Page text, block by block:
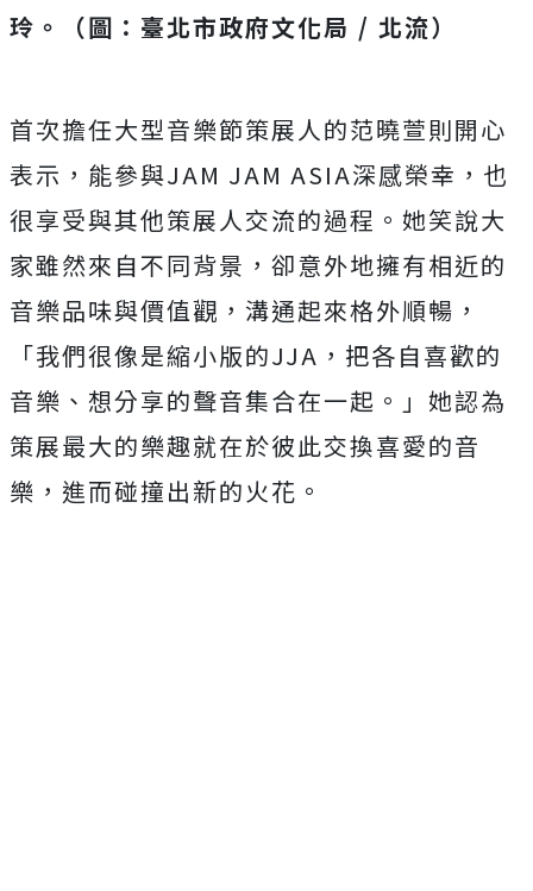
玲。（圖：臺北市政府文化局 / 北流）
首次擔任大型音樂節策展人的范曉萱則開心
表示，能參與JAM JAM ASIA深感榮幸，也
很享受與其他策展人交流的過程。她笑說大
家雖然來自不同背景，卻意外地擁有相近的
音樂品味與價值觀，溝通起來格外順暢，
「我們很像是縮小版的JJA，把各自喜歡的
音樂、想分享的聲音集合在一起。」她認為
策展最大的樂趣就在於彼此交換喜愛的音
樂，進而碰撞出新的火花。